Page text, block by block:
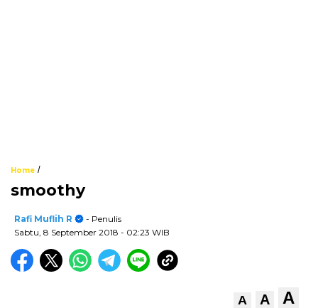
Home /
smoothy
Rafi Muflih R
- Penulis
Sabtu, 8 September 2018 - 02:23 WIB
A A A